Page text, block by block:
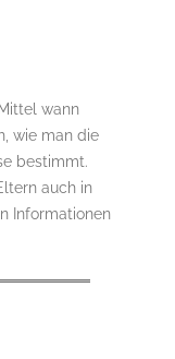
wann
wie man die
bestimmt.
auch in
Informationen